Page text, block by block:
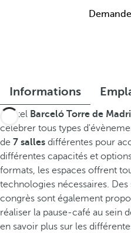
Informations
L'hôtel Barceló Torre de
célébrer tous types
de 7 salles différentes pour
différentes capacités et
formats, les espaces offrent
technologies nécessaires.
congrès sont également
réaliser la pause-café au sein
en savoir plus sur les